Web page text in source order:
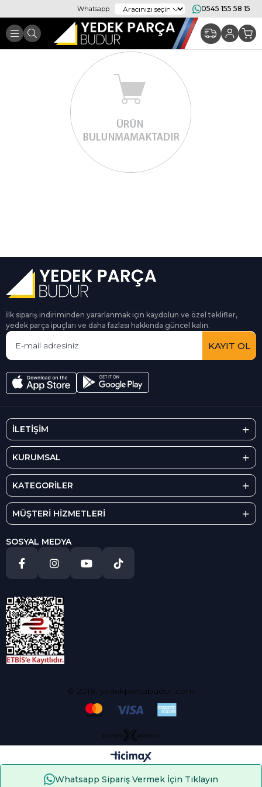
Whatsapp 0545 155 58 15
İlk sipariş indiriminden yararlanmak için kaydolun ve özel teklifler,
yedek parça ipuçları ve daha fazlası hakkında güncel kalın.
KAYIT OL
İLETİŞİM
KURUMSAL
KATEGORİLER
MÜŞTERİ HİZMETLERİ
SOSYAL MEDYA
© 2018, yedekparcabudur..com
Whatsapp Sipariş Vermek İçin Tıklayın